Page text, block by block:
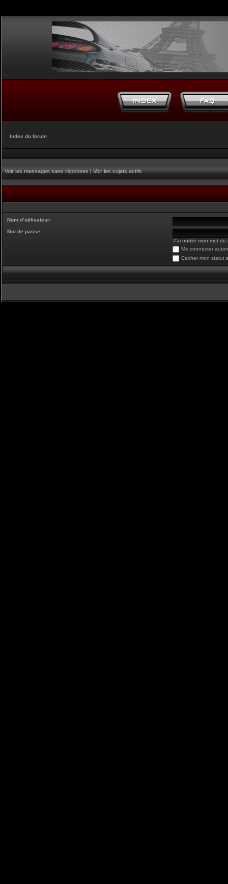
Index du forum
Voir les messages sans réponses|Voir les sujets actifs
Nom d’utilisateur:
Mot de passe:
J’ai oublié mon mot de
Me connecter
Cacher mon statut